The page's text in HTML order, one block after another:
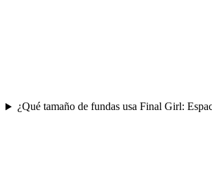
¿Qué tamaño de fundas usa Final Girl: